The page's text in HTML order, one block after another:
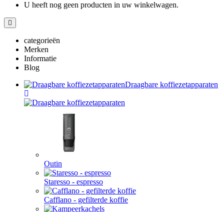
U heeft nog geen producten in uw winkelwagen.
categorieën
Merken
Informatie
Blog
Draagbare koffiezetapparaten
Outin
Staresso - espresso
Cafflano - gefilterde koffie